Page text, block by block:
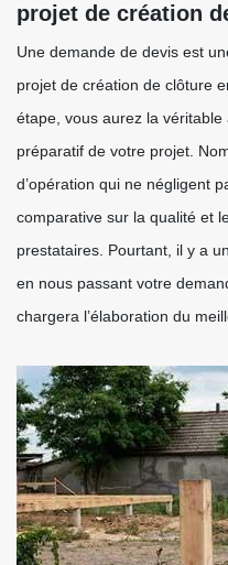
projet de création
Une demande de devis est
projet de création de clôture
étape, vous aurez la véritable
préparatif de votre projet.
d’opération qui ne négligent
comparative sur la qualité et
prestataires. Pourtant, il y a
en nous passant votre
chargera l’élaboration du